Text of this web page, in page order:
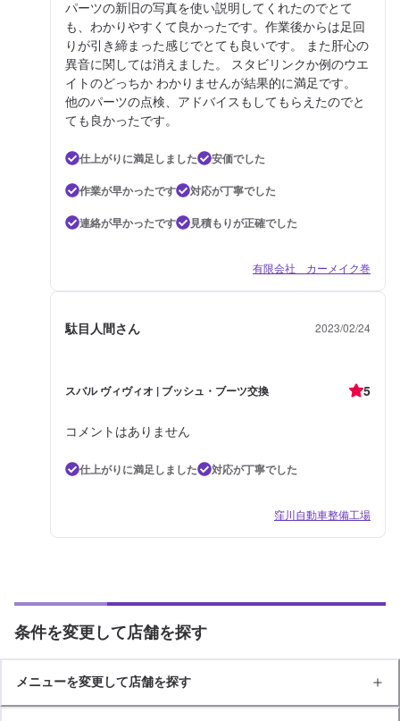
パーツの新旧の写真を使い説明してくれたのでとて
も、わかりやすくて良かったです。作業後からは足回
りが引き締まった感じでとても良いです。 また肝心の
異音に関しては消えました。 スタビリンクか例のウエ
イトのどっちか わかりませんが結果的に満足です。
他のパーツの点検、アドバイスもしてもらえたのでと
ても良かったです。
仕上がりに満足しました
安価でした
作業が早かったです
対応が丁寧でした
連絡が早かったです
見積もりが正確でした
有限会社 カーメイク巻
駄目人間さん 2023/02/24
スバル ヴィヴィオ | ブッシュ・ブーツ交換 5
コメントはありません
仕上がりに満足しました 対応が丁寧でした
窪川自動車整備工場
条件を変更して店舗を探す
メニューを変更して店舗を探す